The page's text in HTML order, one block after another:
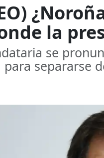
la
se
para separarse